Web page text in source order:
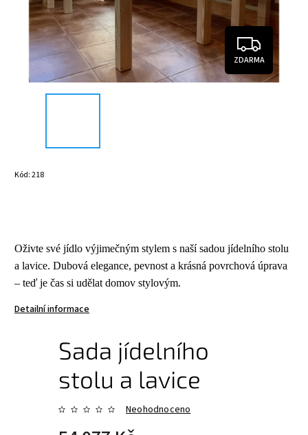
ZDARMA
Kód:218
Oživte své jídlo výjimečným stylem s naší sadou jídelního stolu
a lavice. Dubová elegance, pevnost a krásná povrchová úprava
– teď je čas si udělat domov stylovým.
Detailní informace
Sada jídelního
stolu a lavice
Neohodnoceno